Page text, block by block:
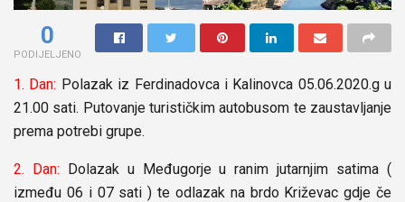
0
PODIJELJENO
1. Dan: Polazak iz Ferdinadovca i Kalinovca 05.06.2020.g u
21.00 sati. Putovanje turističkim autobusom te zaustavljanje
prema potrebi grupe.
2. Dan: Dolazak u Međugorje u ranim jutarnjim satima (
između 06 i 07 sati ) te odlazak na brdo Križevac gdje če